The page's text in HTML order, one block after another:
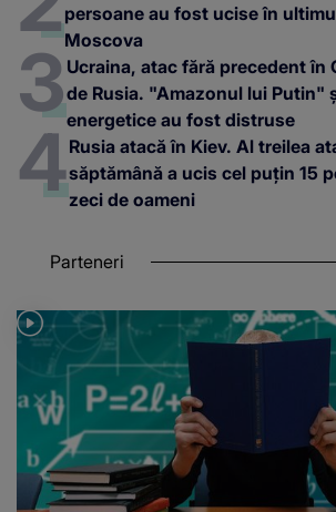
persoane au fost ucise în
Moscova
Ucraina, atac fără precedent în
de Rusia. "Amazonul lui Putin"
energetice au fost distruse
Rusia atacă în Kiev. Al treilea
săptămână a ucis cel puțin 15
zeci de oameni
Parteneri